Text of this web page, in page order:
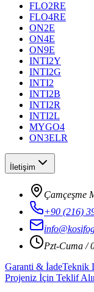
FLO2RE
FLO4RE
ON2E
ON4E
ON9E
INTI2Y
INTI2G
INTI2
INTI2B
INTI2R
INTI2L
MYGO4
ON3ELR
İletişim
Çamçeşme
+90 (216)
Pzt-Cuma /
Garanti & İadeTeknik
Projeniz İçin Teklif